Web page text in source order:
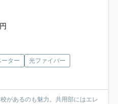
ーター
光ファイバー
があるのも魅力。共用部にはエレ